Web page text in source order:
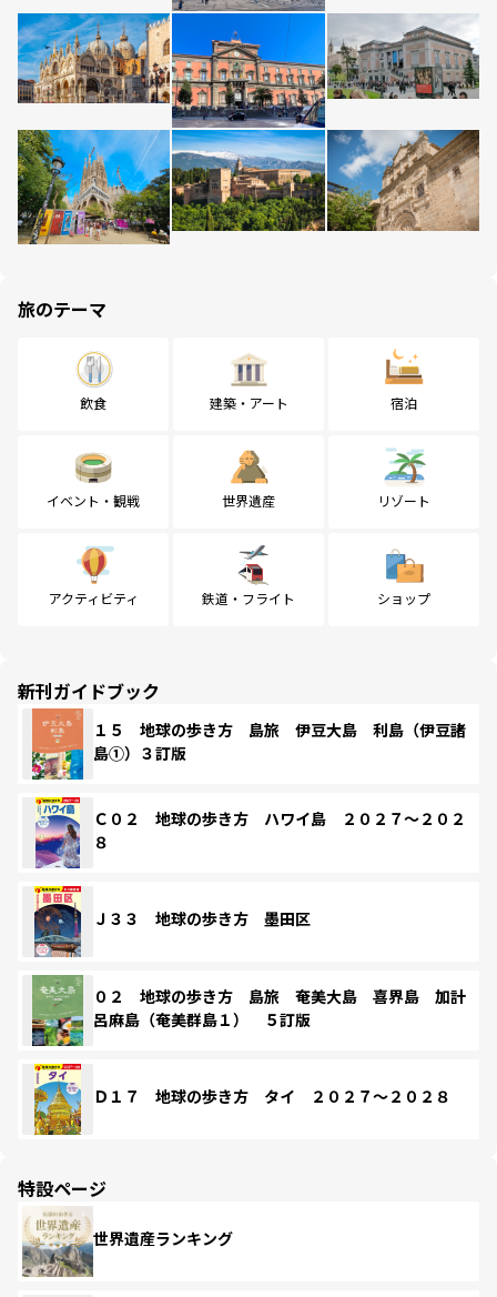
旅のテーマ
飲食 建築・アート 宿泊
イベント・観戦 世界遺産 リゾート
アクティビティ 鉄道・フライト ショップ
新刊ガイドブック
１５ 地球の歩き方 島旅 伊豆大島 利島（伊豆諸
島①）３訂版
Ｃ０２ 地球の歩き方 ハワイ島 ２０２７～２０２
８
Ｊ３３ 地球の歩き方 墨田区
０２ 地球の歩き方 島旅 奄美大島 喜界島 加計
呂麻島（奄美群島１） ５訂版
Ｄ１７ 地球の歩き方 タイ ２０２７～２０２８
特設ページ
世界遺産ランキング